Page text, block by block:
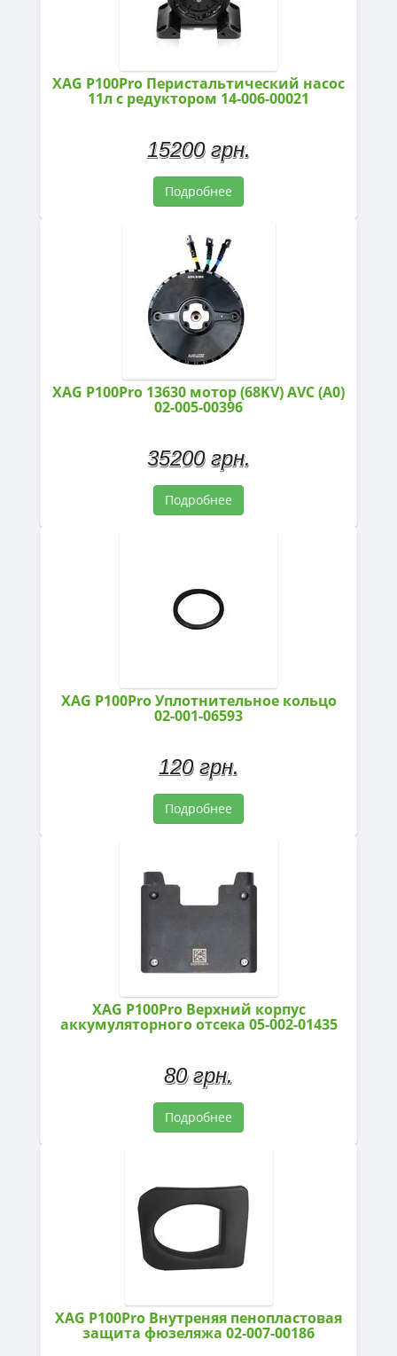
XAG P100Pro Перистальтический насос
11л с редуктором 14-006-00021
15200 грн.
Подробнее
XAG P100Pro 13630 мотор (68KV) AVC (A0)
02-005-00396
35200 грн.
Подробнее
XAG P100Pro Уплотнительное кольцо
02-001-06593
120 грн.
Подробнее
XAG P100Pro Верхний корпус
аккумуляторного отсека 05-002-01435
80 грн.
Подробнее
XAG P100Pro Внутреняя пенопластовая
защита фюзеляжа 02-007-00186